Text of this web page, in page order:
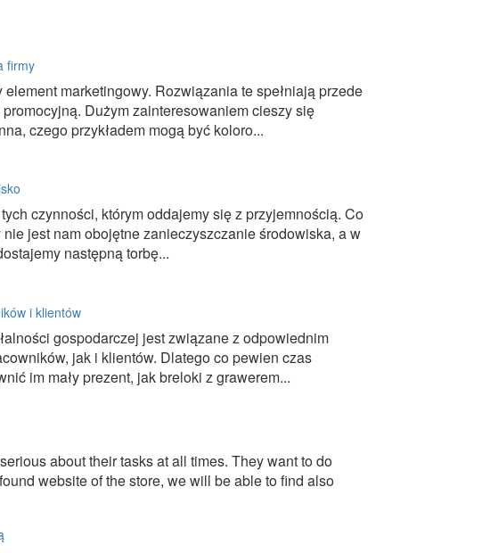
firmy
marketingowy. Rozwiązania te spełniają przede
Dużym zainteresowaniem cieszy się
czego przykładem mogą być koloro...
czynności, którym oddajemy się z przyjemnością. Co
jest nam obojętne zanieczyszczanie środowiska, a w
następną torbę...
i klientów
gospodarczej jest związane z odpowiednim
jak i klientów. Dlatego co pewien czas
im mały prezent, jak breloki z grawerem...
about their tasks at all times. They want to do
website of the store, we will be able to find also